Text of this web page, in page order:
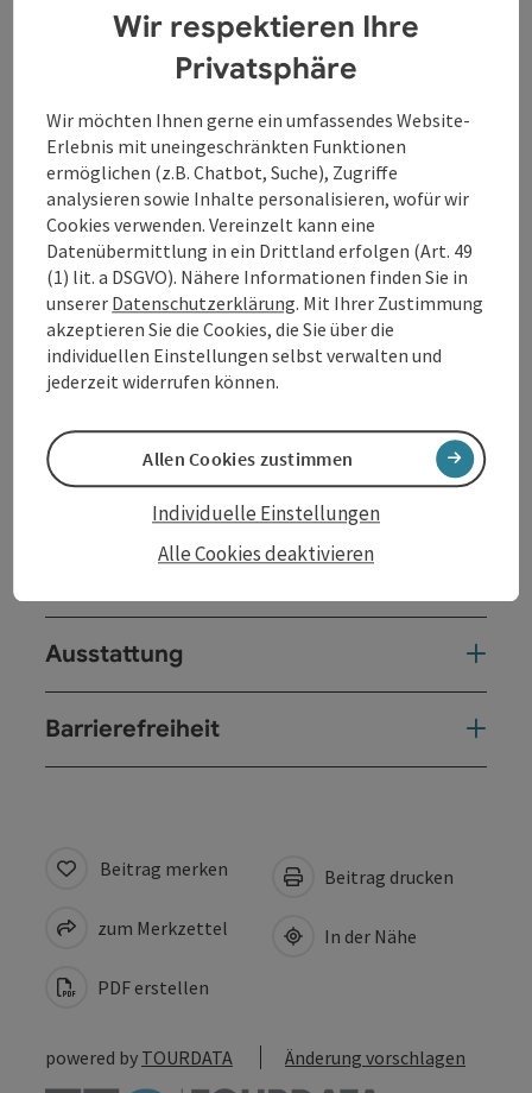
unsere Bedürfnisse und Sehnsüchte, aber auch Kritik
und Vorwürfe an bestimmtem, gesellschaftlichem und
staatlichem Handeln unwesentlich verändert. Die
worden sein!
Musikalisch aufgrund der hochkarätigen Besetzung
der illustren Formation sind spezielle, charmante,
herausfordernde und spannende Interpretationen zu
erwarten und garantiert! Mit dabei auch Songs aus
eigener Feder der jungen LiedermacherInnen-Gilde!
Kontakt
Veranstaltungsort
Anreise/Lage
Ausstattung
Barrierefreiheit
Beitrag merken
zum Merkzettel
PDF erstellen
Beitrag drucken
In der Nähe
powered by TOURDATA Änderung vorschlagen
Wir respektieren Ihre
Privatsphäre
Wir möchten Ihnen gerne ein umfassendes Website-
Erlebnis mit uneingeschränkten Funktionen
ermöglichen (z.B. Chatbot, Suche), Zugriffe
analysieren sowie Inhalte personalisieren, wofür wir
Cookies verwenden. Vereinzelt kann eine
Datenübermittlung in ein Drittland erfolgen (Art. 49
(1) lit. a DSGVO). Nähere Informationen finden Sie in
unserer Datenschutzerklärung. Mit Ihrer Zustimmung
akzeptieren Sie die Cookies, die Sie über die
individuellen Einstellungen selbst verwalten und
jederzeit widerrufen können.
Alle Cookies deaktivieren
Individuelle Einstellungen
Allen Cookies zustimmen